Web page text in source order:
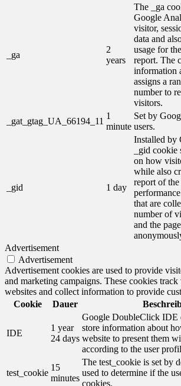
_ga
2
years
The _ga
Google
visitor,
data and
usage for
report. The
information
assigns a
number to
visitors.
_gat_gtag_UA_66194_11
1
minute
Set by
users.
_gid 1 day
Installed by
_gid
on how
while also
report of
that are
number of
and the
Advertisement
Advertisement
Advertisement cookies are used to provide
and marketing campaigns. These cookies track
websites and collect information to provide
Cookie
Dauer
IDE
1 year
24 days
Google DoubleClick IDE
store information about
website to present them
according to the user
test_cookie
15
minutes
The test_cookie is set by
used to determine if the
cookies.